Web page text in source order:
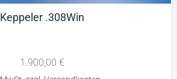
Keppeler .308Win
1.900,00 €